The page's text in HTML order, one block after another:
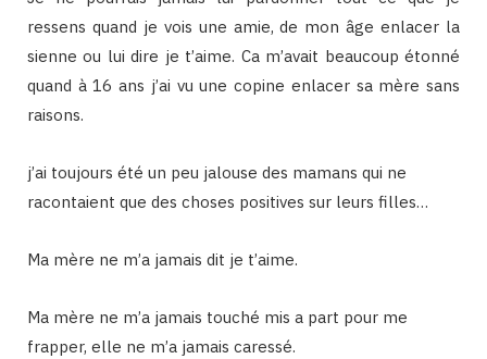
ressens quand je vois une amie, de mon âge enlacer la
sienne ou lui dire je t’aime. Ca m’avait beaucoup étonné
quand à 16 ans j’ai vu une copine enlacer sa mère sans
raisons.
j’ai toujours été un peu jalouse des mamans qui ne
racontaient que des choses positives sur leurs filles…
Ma mère ne m’a jamais dit je t’aime.
Ma mère ne m’a jamais touché mis a part pour me
frapper, elle ne m’a jamais caressé.